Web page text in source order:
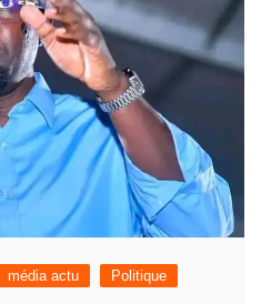
média actu Politique